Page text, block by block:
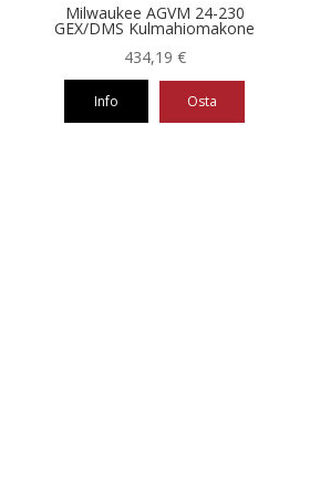
Milwaukee AGVM 24-230
GEX/DMS Kulmahiomakone
434,19 €
Info Osta